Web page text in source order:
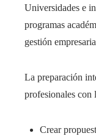
Universidades e
programas
gestión
La preparación
profesionales con
Crear